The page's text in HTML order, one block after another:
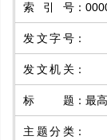
索引号 ：
发文字号 ：
发文机关 ：
标题 ： 最
主题分类 ：